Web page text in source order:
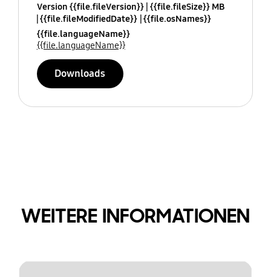
Version {{file.fileVersion}} {{file.fileSize}} MB
{{file.fileModifiedDate}} {{file.osNames}}
{{file.languageName}}
{{file.languageName}}
Downloads
WEITERE INFORMATIONEN